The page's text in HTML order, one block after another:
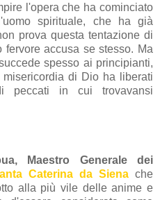
l'opera che ha cominciato
spirituale, che ha già
prova questa tentazione di
accusa se stesso. Ma
spesso ai principianti,
di Dio ha liberati
peccati in cui trovavansi
Maestro Generale dei
anta Caterina da Siena che
alla più vile delle anime e